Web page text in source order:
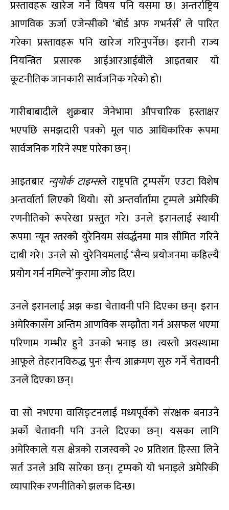
प्रस्तावहरू खारेज गर्ने विषय पनि यसमा छ। अन्तर्राष्ट्रिय
आणविक ऊर्जा एजेन्सीको ‘बोर्ड अफ गभर्नर्स’ ले पारित
गरेका प्रस्तावहरू पनि खारेज गरिनुपर्नेछ। इरानी राज्य
नियन्त्रित प्रसारक आईआरआईबीले आइतबार यो
कूटनीतिक जानकारी सार्वजनिक गरेको हो।
गारीबाबादीले शुक्रबार जेनेभामा औपचारिक हस्ताक्षर
भएपछि समझदारी पत्रको मूल पाठ आधिकारिक रूपमा
सार्वजनिक गरिने स्पष्ट पारेका छन्।
आइतबार न्युयोर्क टाइम्सले राष्ट्रपति ट्रम्पसँग एउटा विशेष
अन्तर्वार्ता लिएको थियो। सो अन्तर्वार्तामा ट्रम्पले अमेरिकी
रणनीतिको रूपरेखा प्रस्तुत गरे। उनले इरानलाई स्थायी
रूपमा न्यून स्तरको युरेनियम संवर्द्धनमा मात्र सीमित गरिने
दाबी गरे। उनले सो युरेनियमलाई ‘सैन्य प्रयोजनमा कहिल्यै
प्रयोग गर्न नमिल्ने’ कुरामा जोड दिए।
उनले इरानलाई अझ कडा चेतावनी पनि दिएका छन्। इरान
अमेरिकासँग अन्तिम आणविक सम्झौता गर्न असफल भएमा
परिणाम गम्भीर हुने उनको भनाइ छ। त्यस्तो अवस्थामा
आफूले तेहरानविरुद्ध पुनः सैन्य आक्रमण सुरु गर्ने चेतावनी
उनले दिएका छन्।
वा सो नभएमा वासिङ्टनलाई मध्यपूर्वको संरक्षक बनाउने
अर्को चेतावनी पनि उनले दिएका छन्। यसका लागि
अमेरिकाले यस क्षेत्रको राजस्वको २० प्रतिशत हिस्सा लिने
सर्त उनले अघि सारेका छन्। ट्रम्पको यो भनाइले अमेरिकी
व्यापारिक रणनीतिको झलक दिन्छ।